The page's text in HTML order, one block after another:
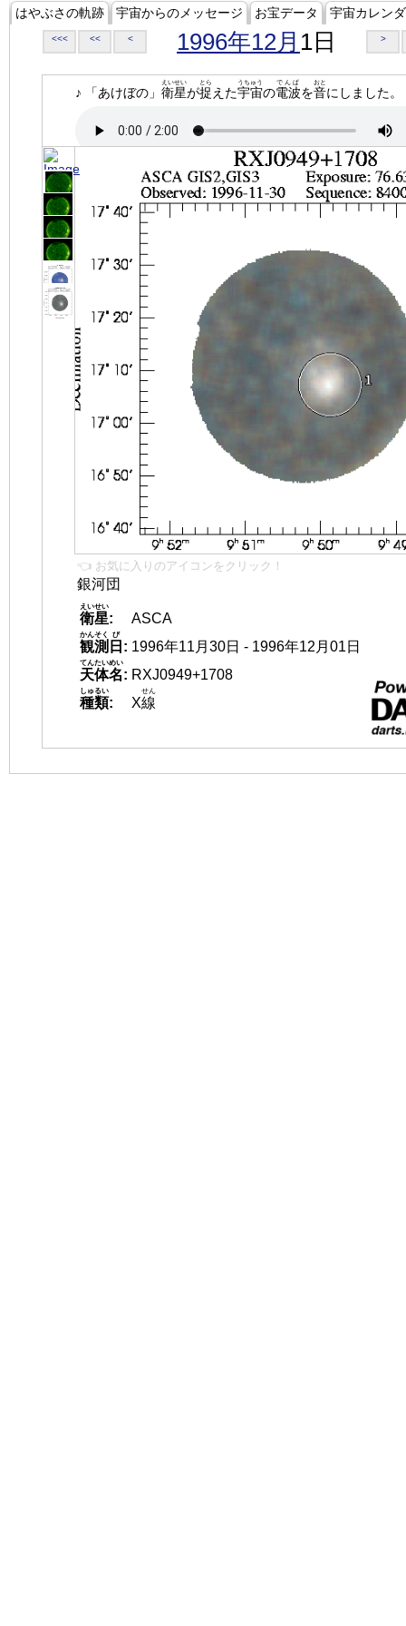
はやぶさの軌跡 宇宙からのメッセージ お宝データ 宇宙カレン
<<< << < 1996年12月 1日 >
♪ 「あけぼの」 衛星
えいせい
が捉
とら
えた宇宙
うちゅう
の電波
でんぱ
を音
おと
にしました。
👈 お気に入りのアイコンをクリック！
銀河団
衛星
えいせい
:
ASCA
観測
かんそく
日
び
: 1996年11月30日 - 1996年12月01日
天体名
てんたいめい
: RXJ0949+1708
種類
しゅるい
: X線
せん